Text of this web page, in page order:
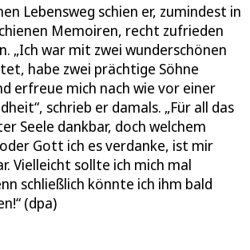
Lebensweg schien er, zumindest in
Memoiren, recht zufrieden
„Ich war mit zwei wunderschönen
habe zwei prächtige Söhne
erfreue mich nach wie vor einer
schrieb er damals. „Für all das
Seele dankbar, doch welchem
oder Gott ich es verdanke, ist mir
Vielleicht sollte ich mich mal
schließlich könnte ich ihm bald
(dpa)